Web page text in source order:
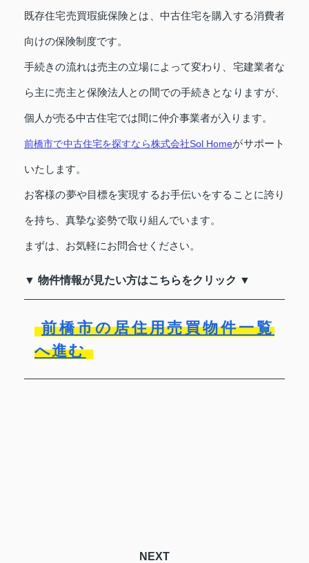
既存住宅売買瑕疵保険とは、中古住宅を購入する消費者
向けの保険制度です。
手続きの流れは売主の立場によって変わり、宅建業者な
ら主に売主と保険法人との間での手続きとなりますが、
個人が売る中古住宅では間に仲介事業者が入ります。
前橋市で中古住宅を探すなら株式会社Sol Homeがサポート
いたします。
お客様の夢や目標を実現するお手伝いをすることに誇り
を持ち、真摯な姿勢で取り組んでいます。
まずは、お気軽にお問合せください。
▼ 物件情報が見たい方はこちらをクリック ▼
前橋市の居住用売買物件一覧
へ進む
NEXT